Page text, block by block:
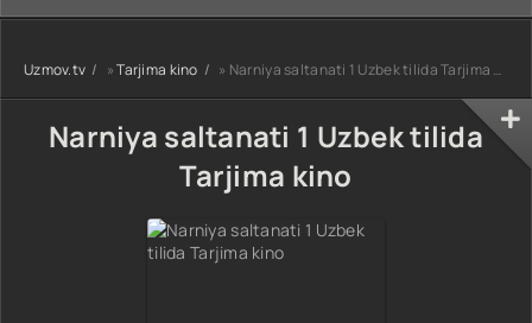
tarjima kino Full
HD tas-ix
Uzmov.tv »Tarjima kino » Narniya saltanati 1 Uzbek tilida Tarjima kino
Narniya saltanati 1 Uzbek tilida
Tarjima kino